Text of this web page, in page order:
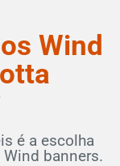
Wind
é a escolha
banners.